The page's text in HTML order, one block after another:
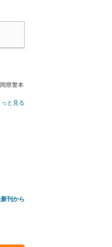
県警本
と見る
刊から